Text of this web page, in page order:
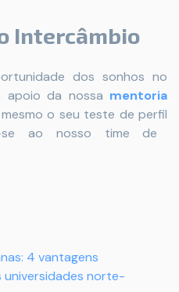
Intercâmbio
dos sonhos no
apoio da nossa mentoria
o seu teste de perfil
ao nosso time de
4 vantagens
universidades norte-